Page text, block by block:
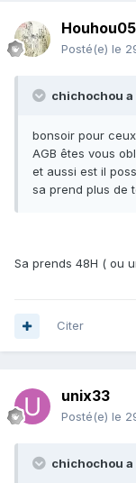
Houhou05
Posté(e) le
chichochou a
bonsoir pour
AGB êtes vous
et aussi est il
sa prend plus de
Sa prends 48H ( ou
Citer
unix33
Posté(e) le
chichochou a